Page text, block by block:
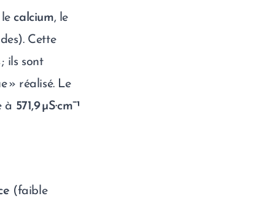
lecalcium, le
Cette
ils sont
» réalisé. Le
à 571,9 µS·cm⁻¹
(faible